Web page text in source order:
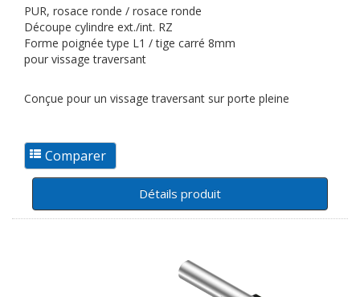
PUR, rosace ronde / rosace ronde
Découpe cylindre ext./int. RZ
Forme poignée type L1 / tige carré 8mm
pour vissage traversant
Conçue pour un vissage traversant sur porte pleine
Détails produit